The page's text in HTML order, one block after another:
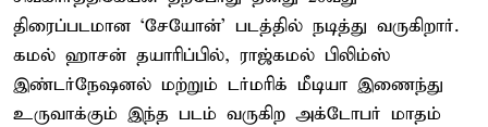
திரைப்படமான ‘சேயோன்’ படத்தில் நடித்து வருகிறார்.
கமல் ஹாசன் தயாரிப்பில், ராஜ்கமல் பிலிம்ஸ்
இண்டர்நேஷனல் மற்றும் டர்மரிக் மீடியா இணைந்து
உருவாக்கும் இந்த படம் வருகிற அக்டோபர் மாதம்